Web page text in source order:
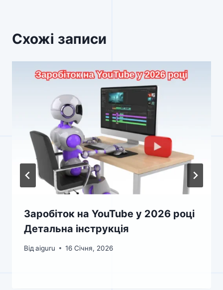
Схожі записи
Заробіток на YouTube у 2026 році
Детальна інструкція
Від aiguru 16 Січня, 2026